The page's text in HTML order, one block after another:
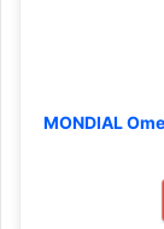
MONDIAL